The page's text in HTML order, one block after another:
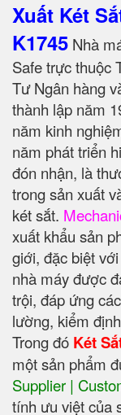
Xuất Két
K1745 Nhà
Safe trực thuộc
Tư Ngân hàng
thành lập năm
năm kinh
năm phát triển
đón nhận, là
trong sản xuất
két sắt.
xuất khẩu sản
giới, đặc biệt
nhà máy được
trội, đáp ứng
lường, kiểm
Trong đó Két
một sản phẩm
Supplier |
tính ưu việt của